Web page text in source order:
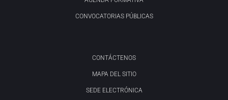
CONVOCATORIAS PÚBLICAS
CONTÁCTENOS
MAPA DEL SITIO
SEDE ELECTRÓNICA